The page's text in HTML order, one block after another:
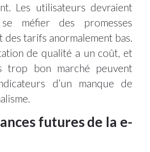
Les utilisateurs devraient
se méfier des promesses
des tarifs anormalement bas.
de qualité a un coût, et
trop bon marché peuvent
d’un manque de
futures de la e-